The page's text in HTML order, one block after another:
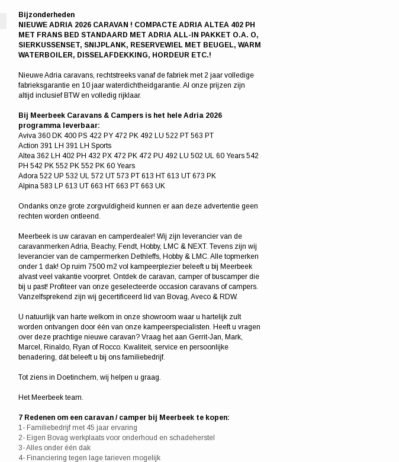
Bijzonderheden
NIEUWE ADRIA 2026 CARAVAN ! COMPACTE ADRIA ALTEA 402 PH
MET FRANS BED STANDAARD MET ADRIA ALL-IN PAKKET O.A. O,
SIERKUSSENSET, SNIJPLANK, RESERVEWIEL MET BEUGEL, WARM
WATERBOILER, DISSELAFDEKKING, HORDEUR ETC.!
Nieuwe Adria caravans, rechtstreeks vanaf de fabriek met 2 jaar volledige
fabrieksgarantie en 10 jaar waterdichtheidgarantie. Al onze prijzen zijn
altijd inclusief BTW en volledig rijklaar.
Bij Meerbeek Caravans & Campers is het hele Adria 2026
programma leverbaar:
Aviva 360 DK 400 PS 422 PY 472 PK 492 LU 522 PT 563 PT
Action 391 LH 391 LH Sports
Altea 362 LH 402 PH 432 PX 472 PK 472 PU 492 LU 502 UL 60 Years 542
PH 542 PK 552 PK 552 PK 60 Years
Adora 522 UP 532 UL 572 UT 573 PT 613 HT 613 UT 673 PK
Alpina 583 LP 613 UT 663 HT 663 PT 663 UK
Ondanks onze grote zorgvuldigheid kunnen er aan deze advertentie geen
rechten worden ontleend.
Meerbeek is uw caravan en camperdealer! Wij zijn leverancier van de
caravanmerken Adria, Beachy, Fendt, Hobby, LMC & NEXT. Tevens zijn wij
leverancier van de campermerken Dethleffs, Hobby & LMC. Alle topmerken
onder 1 dak! Op ruim 7500 m2 vol kampeerplezier beleeft u bij Meerbeek
alvast veel vakantie voorpret. Ontdek de caravan, camper of buscamper die
bij u past! Profiteer van onze geselecteerde occasion caravans of campers.
Vanzelfsprekend zijn wij gecertificeerd lid van Bovag, Aveco & RDW.
U natuurlijk van harte welkom in onze showroom waar u hartelijk zult
worden ontvangen door één van onze kampeerspecialisten. Heeft u vragen
over deze prachtige nieuwe caravan? Vraag het aan Gerrit-Jan, Mark,
Marcel, Rinaldo, Ryan of Rocco. Kwaliteit, service en persoonlijke
benadering, dát beleeft u bij ons familiebedrijf.
Tot ziens in Doetinchem, wij helpen u graag.
Het Meerbeek team.
7 Redenen om een caravan / camper bij Meerbeek te kopen:
1- Familiebedrijf met 45 jaar ervaring
2- Eigen Bovag werkplaats voor onderhoud en schadeherstel
3- Alles onder één dak
4- Financiering tegen lage tarieven mogelijk